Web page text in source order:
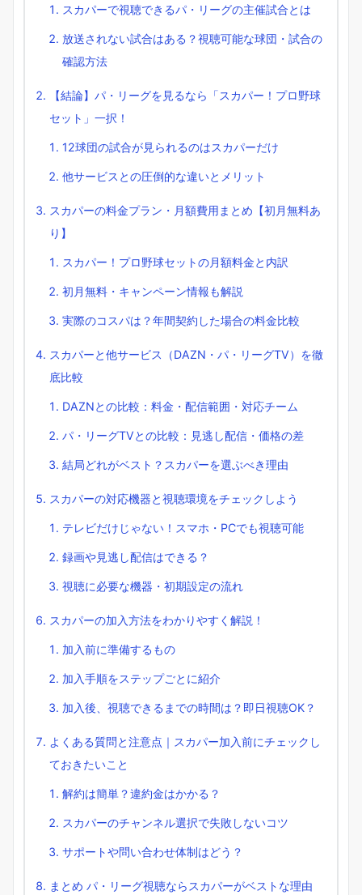
スカパーで視聴できるパ・リーグの主催試合とは
放送されない試合はある？視聴可能な球団・試合の
確認方法
【結論】パ・リーグを見るなら「スカパー！プロ野球
セット」一択！
12球団の試合が見られるのはスカパーだけ
他サービスとの圧倒的な違いとメリット
スカパーの料金プラン・月額費用まとめ【初月無料あ
り】
スカパー！プロ野球セットの月額料金と内訳
初月無料・キャンペーン情報も解説
実際のコスパは？年間契約した場合の料金比較
スカパーと他サービス（DAZN・パ・リーグTV）を徹
底比較
DAZNとの比較：料金・配信範囲・対応チーム
パ・リーグTVとの比較：見逃し配信・価格の差
結局どれがベスト？スカパーを選ぶべき理由
スカパーの対応機器と視聴環境をチェックしよう
テレビだけじゃない！スマホ・PCでも視聴可能
録画や見逃し配信はできる？
視聴に必要な機器・初期設定の流れ
スカパーの加入方法をわかりやすく解説！
加入前に準備するもの
加入手順をステップごとに紹介
加入後、視聴できるまでの時間は？即日視聴OK？
よくある質問と注意点｜スカパー加入前にチェックし
ておきたいこと
解約は簡単？違約金はかかる？
スカパーのチャンネル選択で失敗しないコツ
サポートや問い合わせ体制はどう？
まとめ パ・リーグ視聴ならスカパーがベストな理由